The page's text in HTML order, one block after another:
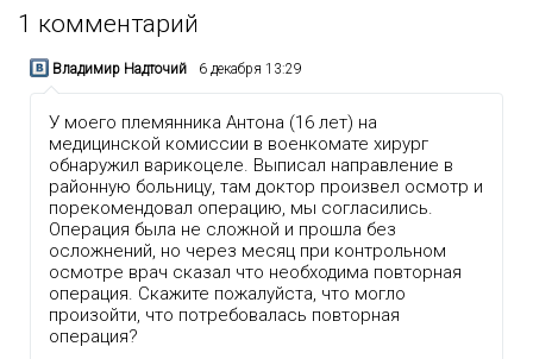
1 комментарий
Владимир Надточий 6 декабря 13:29
У моего племянника Антона (16 лет) на
медицинской комиссии в военкомате хирург
обнаружил варикоцеле. Выписал направление в
районную больницу, там доктор произвел осмотр и
порекомендовал операцию, мы согласились.
Операция была не сложной и прошла без
осложнений, но через месяц при контрольном
осмотре врач сказал что необходима повторная
операция. Скажите пожалуйста, что могло
произойти, что потребовалась повторная
операция?